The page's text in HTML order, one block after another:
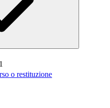
o restituzione